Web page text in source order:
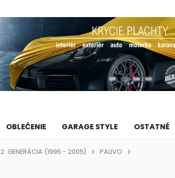
OBLEČENIE GARAGE STYLE OSTATNÉ
2. GENERÁCIA (1995 - 2005) PALIVO